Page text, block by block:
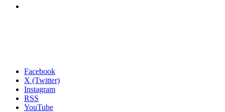
Facebook
X (Twitter)
Instagram
RSS
YouTube